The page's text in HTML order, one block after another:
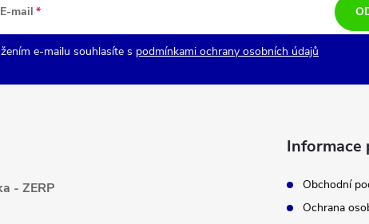
E-mail
e-mailu souhlasíte s podmínkami ochrany osobních údajů
- ZERP
Informace
Obchodní
Ochrana